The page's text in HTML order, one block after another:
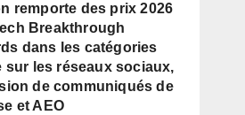
remporte des prix 2026
Breakthrough
dans les catégories
sur les réseaux sociaux,
de communiqués de
et AEO